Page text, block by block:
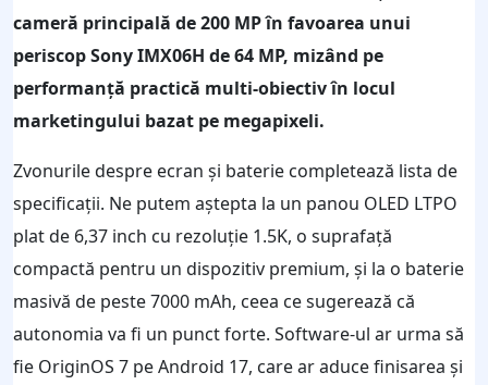
cameră principală de 200 MP în favoarea unui
periscop Sony IMX06H de 64 MP, mizând pe
performanță practică multi-obiectiv în locul
marketingului bazat pe megapixeli.
Zvonurile despre ecran și baterie completează lista de
specificații. Ne putem aștepta la un panou OLED LTPO
plat de 6,37 inch cu rezoluție 1.5K, o suprafață
compactă pentru un dispozitiv premium, și la o baterie
masivă de peste 7000 mAh, ceea ce sugerează că
autonomia va fi un punct forte. Software-ul ar urma să
fie OriginOS 7 pe Android 17, care ar aduce finisarea și